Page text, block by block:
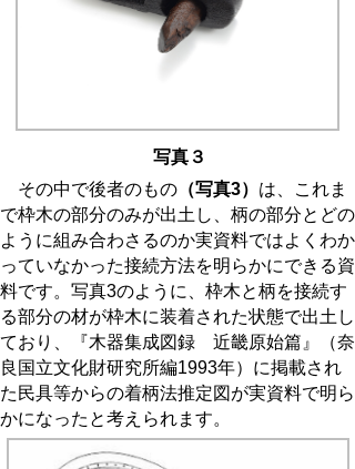
写真３
その中で後者のもの （写真3） は、これま
で枠木の部分のみが出土し、柄の部分とどの
ように組み合わさるのか実資料ではよくわか
っていなかった接続方法を明らかにできる資
料です。写真3のように、枠木と柄を接続す
る部分の材が枠木に装着された状態で出土し
ており、『木器集成図録 近畿原始篇』（奈
良国立文化財研究所編1993年）に掲載され
た民具等からの着柄法推定図が実資料で明ら
かになったと考えられます。